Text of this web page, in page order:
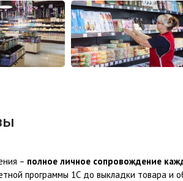
– полное личное сопровождение
программы 1С до выкладки товара и